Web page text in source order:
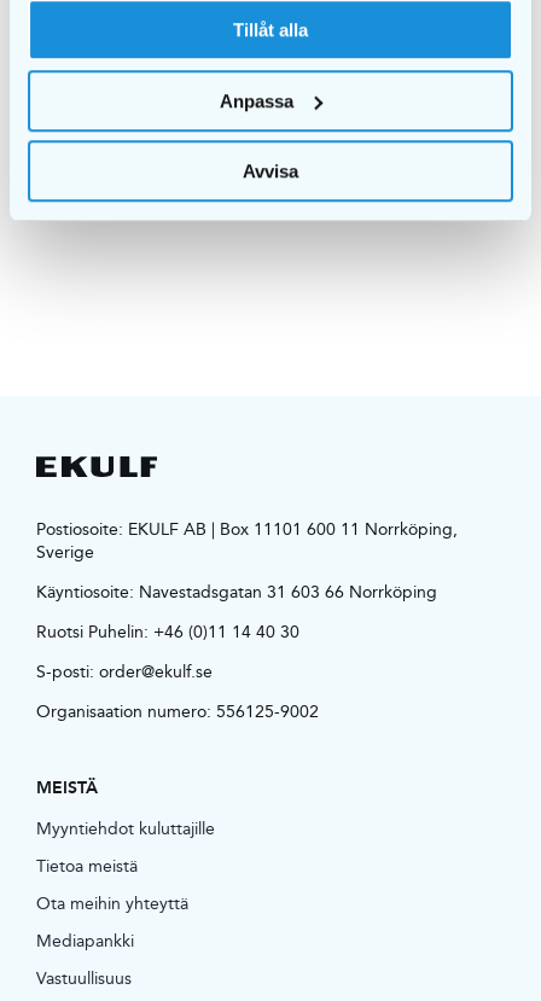
Tillåt alla
Anpassa
Avvisa
EKULF pH 0,50mm
tukku
Postiosoite: EKULF AB | Box 11101 600 11 Norrköping,
Sverige
Käyntiosoite: Navestadsgatan 31 603 66 Norrköping
Ruotsi Puhelin: +46 (0)11 14 40 30
S-posti: order@ekulf.se
Organisaation numero: 556125-9002
MEISTÄ
Myyntiehdot kuluttajille
Tietoa meistä
Ota meihin yhteyttä
Mediapankki
Vastuullisuus